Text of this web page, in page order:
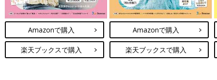
Amazonで購入
楽天ブックスで購入
Amazonで購入
楽天ブックスで購入